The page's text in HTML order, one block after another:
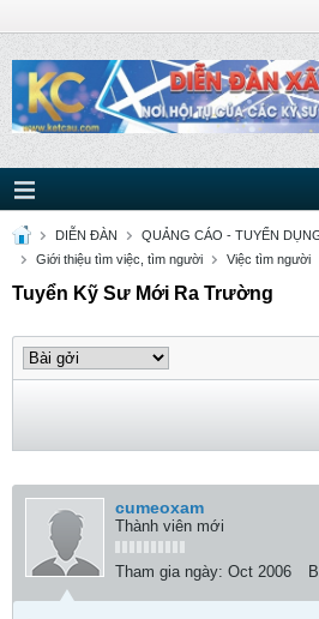
DIỄN ĐÀN
QUẢNG CÁO - TUYỂN
Giới thiệu tìm việc, tìm người
Việc tìm người
Tuyển Kỹ Sư Mới Ra Trường
cumeoxam
Thành viên mới
Tham gia ngày: Oct 2006